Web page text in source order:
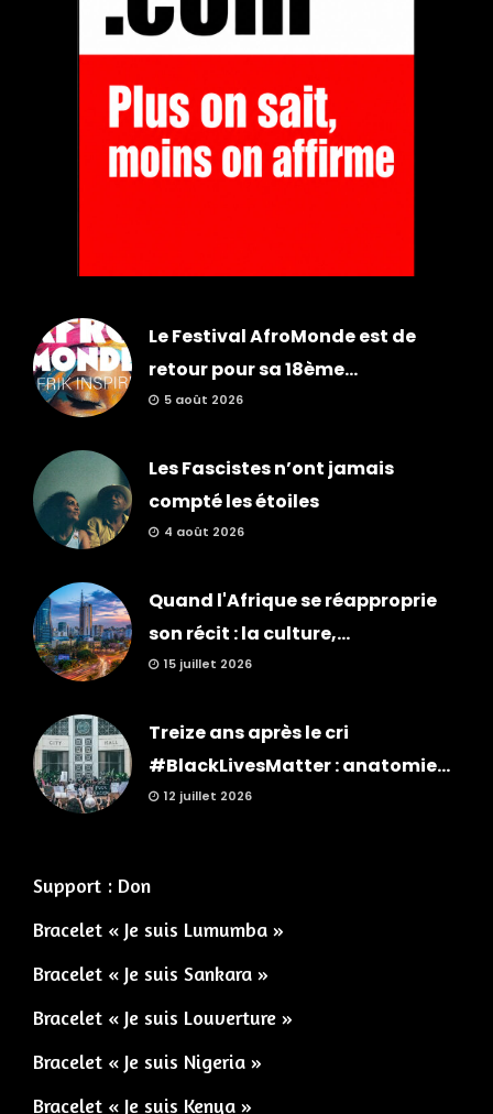
Le Festival AfroMonde est de
retour pour sa 18ème...
5 août 2026
Les Fascistes n’ont jamais
compté les étoiles
4 août 2026
Quand l'Afrique se réapproprie
son récit : la culture,...
15 juillet 2026
Treize ans après le cri
#BlackLivesMatter : anatomie...
12 juillet 2026
Support : Don
Bracelet « Je suis Lumumba »
Bracelet « Je suis Sankara »
Bracelet « Je suis Louverture »
Bracelet « Je suis Nigeria »
Bracelet « Je suis Kenya »